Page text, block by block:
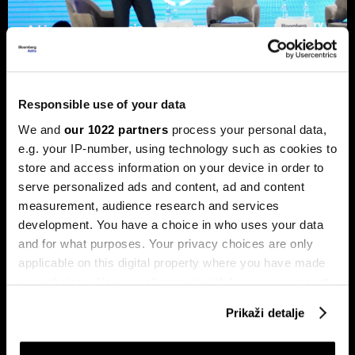
Responsible use of your data
We and our 1022 partners process your personal data,
e.g. your IP-number, using technology such as cookies to
store and access information on your device in order to
serve personalized ads and content, ad and content
measurement, audience research and services
development. You have a choice in who uses your data
and for what purposes. Your privacy choices are only
applicable on this digital property where you have made
your choices. You can change or withdraw your consent
Prikaži detalje
Sezona rezultata u fokusu: Končar
predvodi regiju
Kao zvijezda kvartala ponovno se istaknuo Končar, koji je
zabilježio rast dobiti veći od trideset posto u odnosu na
isto razdoblje prošle godine.